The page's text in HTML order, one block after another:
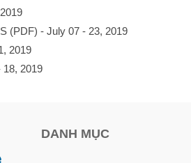
(PDF) - July 07 - 23, 2019
2019
18, 2019
DANH MỤC